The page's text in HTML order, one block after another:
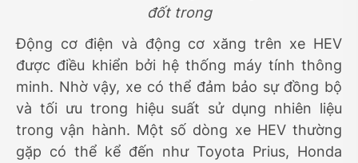
đốt trong
Động cơ điện và động cơ xăng trên xe HEV
được điều khiển bởi hệ thống máy tính thông
minh. Nhờ vậy, xe có thể đảm bảo sự đồng bộ
và tối ưu trong hiệu suất sử dụng nhiên liệu
trong vận hành. Một số dòng xe HEV thường
gặp có thể kể đến như Toyota Prius, Honda